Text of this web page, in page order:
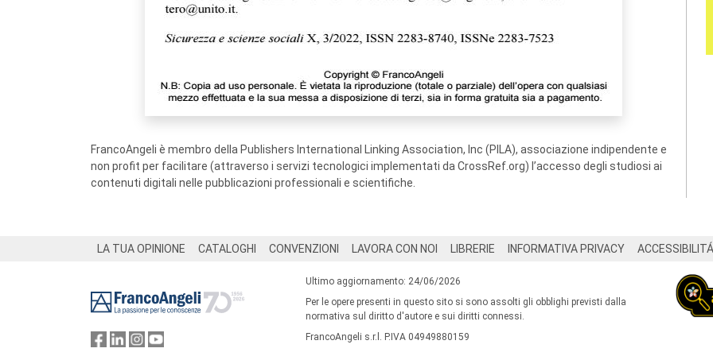
FrancoAngeli è membro della Publishers International Linking Association, Inc (PILA), associazione indipendente e
non profit per facilitare (attraverso i servizi tecnologici implementati da CrossRef.org) l’accesso degli studiosi ai
contenuti digitali nelle pubblicazioni professionali e scientifiche.
LA TUA OPINIONE CATALOGHI CONVENZIONI LAVORA CON NOI LIBRERIE INFORMATIVA PRIVACY ACCESSIBILITÁ
Ultimo aggiornamento: 24/06/2026
Per le opere presenti in questo sito si sono assolti gli obblighi previsti dalla
normativa sul diritto d'autore e sui diritti connessi.
FrancoAngeli s.r.l. P.IVA 04949880159